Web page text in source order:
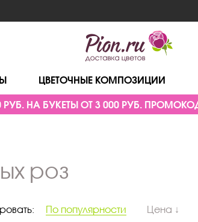
ЦВЕТОЧНЫЕ КОМПОЗИЦИИ
НА БУКЕТЫ ОТ 3 000 РУБ.
роз
По популярности Цена ↓